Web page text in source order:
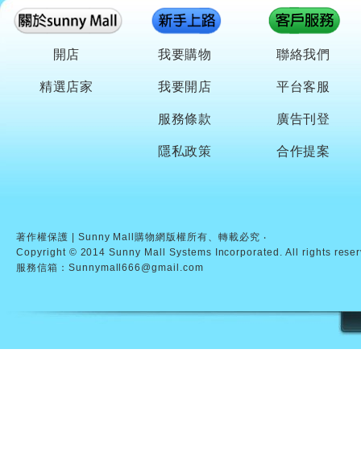
開店
精選店家
我要購物
我要開店
服務條款
隱私政策
聯絡我們
平台客服
廣告刊登
合作提案
著作權保護 | Sunny Mall購物網版權所有、轉載必究 ‧
Copyright © 2014 Sunny Mall Systems Incorporated. All rights
服務信箱：Sunnymall666@gmail.com